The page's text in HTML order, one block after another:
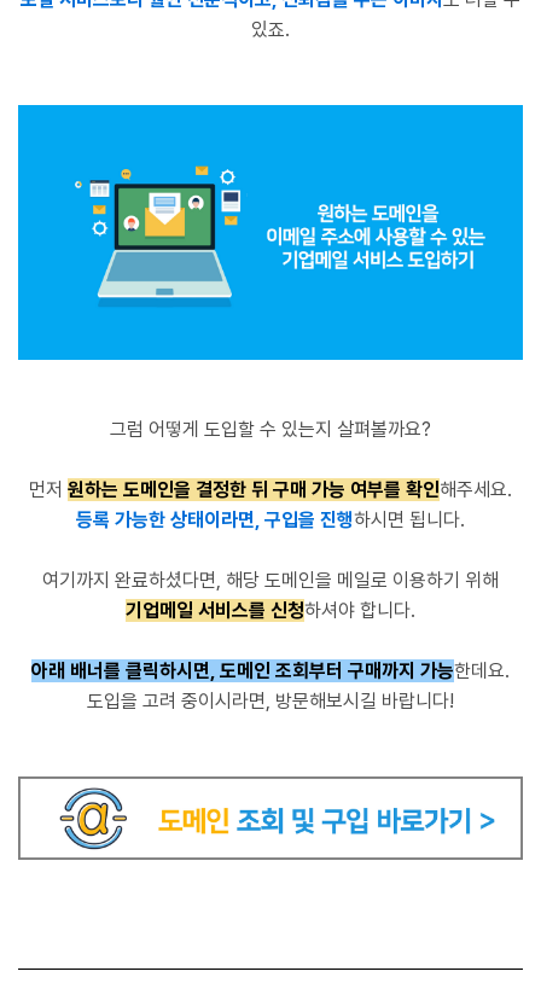
있죠.
그럼 어떻게 도입할 수 있는지 살펴볼까요?
먼저 원하는 도메인을 결정한 뒤 구매 가능 여부를 확인해주세요.
등록 가능한 상태이라면, 구입을 진행하시면 됩니다.
여기까지 완료하셨다면, 해당 도메인을 메일로 이용하기 위해
기업메일 서비스를 신청하셔야 합니다.
아래 배너를 클릭하시면, 도메인 조회부터 구매까지 가능한데요.
도입을 고려 중이시라면, 방문해보시길 바랍니다!